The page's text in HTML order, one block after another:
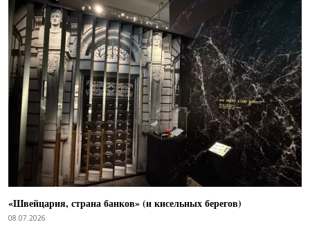
«Швейцария, страна банков» (и кисельных берегов)
08.07.2026